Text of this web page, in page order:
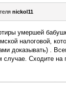
nickol11
умершей
налоговой,
доказывать) .
Сходите на